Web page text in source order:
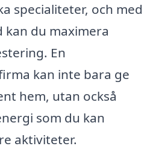
specialiteter, och med
kan du maximera
En
kan inte bara ge
hem, utan också
som du kan
aktiviteter.